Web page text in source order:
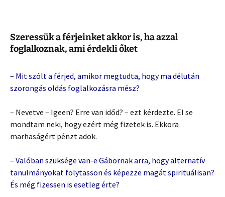
Szeressük a férjeinket akkor is, ha azzal
foglalkoznak, ami érdekli őket
– Mit szólt a férjed, amikor megtudta, hogy ma délután
szorongás oldás foglalkozásra mész?
– Nevetve – Igeen? Erre van időd? – ezt kérdezte. El se
mondtam neki, hogy ezért még fizetek is. Ekkora
marhaságért pénzt adok.
– Valóban szüksége van-e Gábornak arra, hogy alternatív
tanulmányokat folytasson és képezze magát spirituálisan?
És még fizessen is esetleg érte?